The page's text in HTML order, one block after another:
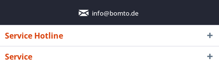
info@bomto.de
Service Hotline
Service